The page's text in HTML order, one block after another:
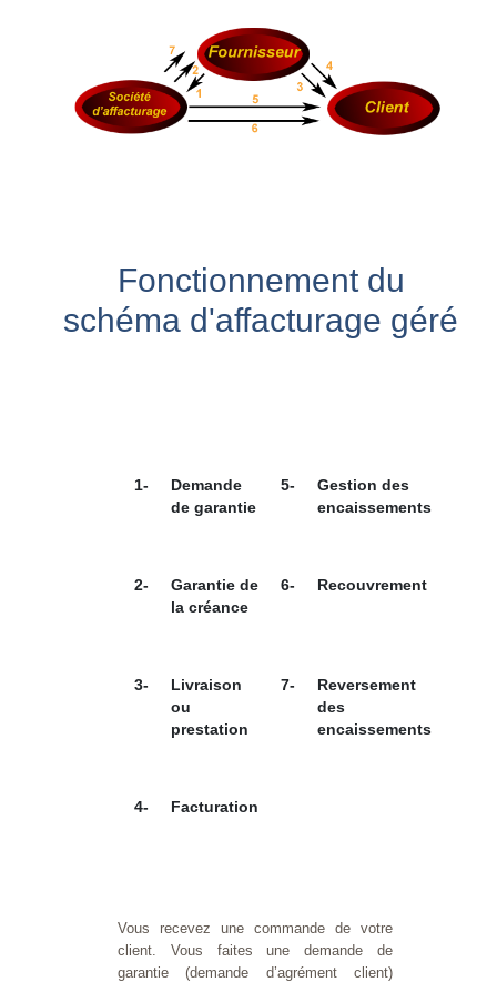
Fonctionnement du
schéma d'affacturage géré
1-
Demande
de garantie
5-
Gestion des
encaissements
2-
Garantie de
la créance
6- Recouvrement
3-
Livraison
ou
prestation
7-
Reversement
des
encaissements
4- Facturation
Vous recevez une commande de votre
client. Vous faites une demande de
garantie (demande d’agrément client)